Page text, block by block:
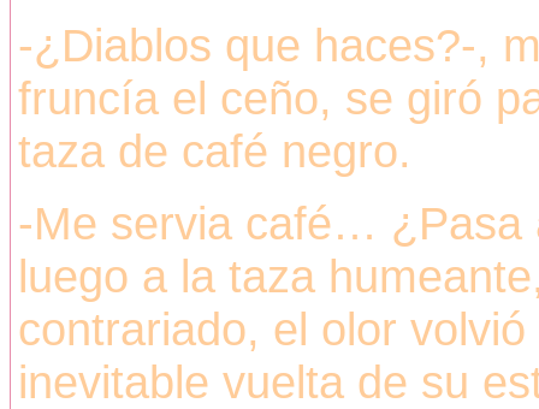
-¿Diablos que haces?-,
fruncía el ceño, se giró
taza de café negro.
-Me servia café… ¿Pasa
luego a la taza
contrariado, el olor
inevitable vuelta de su